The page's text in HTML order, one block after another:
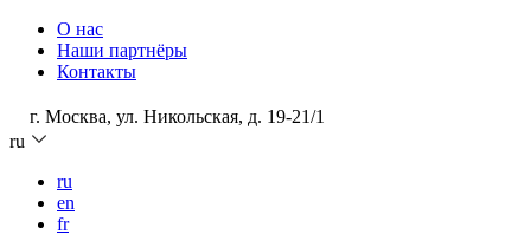
О нас
Наши партнёры
Контакты
г. Москва, ул. Никольская, д. 19-21/1
ru
ru
en
fr